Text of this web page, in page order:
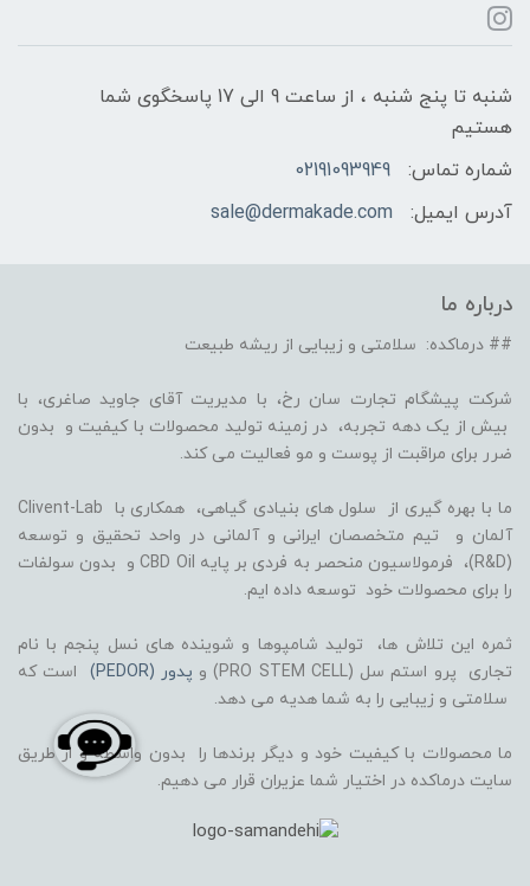
شنبه تا پنج شنبه ، از ساعت 9 الی 17 پاسخگوی شما
هستیم
شماره تماس:
02191093949
آدرس ایمیل:
sale@dermakade.com
درباره ما
## درماکده: سلامتی و زیبایی از ریشه طبیعت
شرکت پیشگام تجارت سان رخ، با مدیریت آقای جاوید صاغری، با
بیش از یک دهه تجربه، در زمینه تولید محصولات با کیفیت و بدون
ضرر برای مراقبت از پوست و مو فعالیت می کند.
ما با بهره گیری از سلول های بنیادی گیاهی، همکاری با Clivent-Lab
آلمان و تیم متخصصان ایرانی و آلمانی در واحد تحقیق و توسعه
(R&D)، فرمولاسیون منحصر به فردی بر پایه CBD Oil و بدون سولفات
را برای محصولات خود توسعه داده ایم.
ثمره این تلاش ها، تولید شامپوها و شوینده های نسل پنجم با نام
تجاری پرو استم سل (PRO STEM CELL) و
پدور (PEDOR)
است که
سلامتی و زیبایی را به شما هدیه می دهد.
ما محصولات با کیفیت خود و دیگر برندها را بدون واسطه و از طریق
سایت درماکده در اختیار شما عزیران قرار می دهیم.